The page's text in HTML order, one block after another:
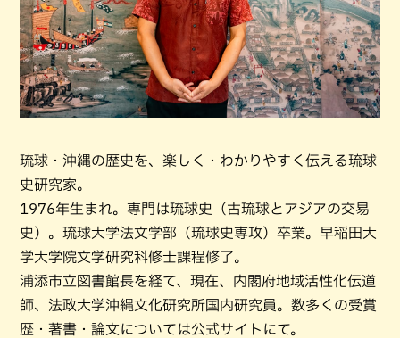
琉球・沖縄の歴史を、楽しく・わかりやすく伝える琉球
史研究家。
1976年生まれ。専門は琉球史（古琉球とアジアの交易
史）。琉球大学法文学部（琉球史専攻）卒業。早稲田大
学大学院文学研究科修士課程修了。
浦添市立図書館長を経て、現在、内閣府地域活性化伝道
師、法政大学沖縄文化研究所国内研究員。数多くの受賞
歴・著書・論文については公式サイトにて。